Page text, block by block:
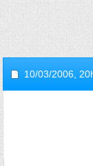
10/03/2006,